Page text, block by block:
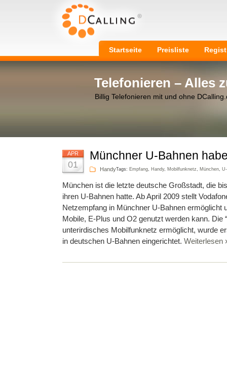
Startseite Preisliste
Telefonieren – Alles
Billig Telefonieren mit und ohne
APR
01
Münchner U-Bahnen
Tags: Empfang, Handy, Mobilfunknetz, München,
Handy
München ist die letzte deutsche Großstadt, die
ihren U-Bahnen hatte. Ab April 2009 stellt
Netzempfang in Münchner U-Bahnen ermöglicht
Mobile, E-Plus und O2 genutzt werden kann. Die
unterirdisches Mobilfunknetz ermöglicht, wurde
in deutschen U-Bahnen eingerichtet. Weiterlesen